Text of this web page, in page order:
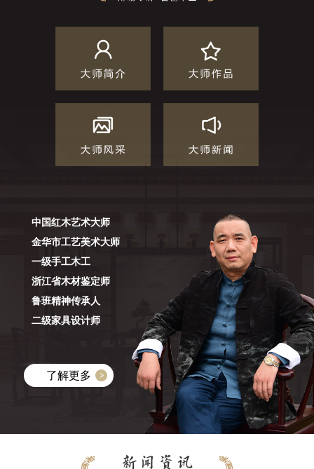
中国红木艺术大师
金华市工艺美术大师
一级手工木工
浙江省木材鉴定师
鲁班精神传承人
二级家具设计师
了解更多